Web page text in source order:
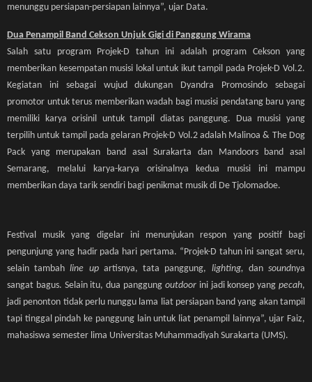
menunggu persiapan-persiapan lainnya”, ujar Data.
Dua Penampil Band Cekson Unjuk Gigi di Panggung Wirama
Salah satu program Projek-D tahun ini adalah program Cekson yang
memberikan kesempatan musisi lokal untuk ikut tampil pada Projek-D Vol.2.
Kegiatan ini sebagai wujud dukungan Dyandra Promosindo sebagai
promotor untuk terus memberikan wadah bagi musisi pendatang baru yang
memiliki karya orisinil untuk tampil diatas panggung. Dua musisi yang
terpilih untuk tampil pada gelaran Projek-D Vol.2 adalah Malinoa & The Dog
Pack yang merupakan band asal Surakarta dan Mandoors band asal
Semarang, melalui karya-karya orisinalnya kedua musisi ini mampu
memberikan daya tarik sendiri bagi penikmat musik di De Tjolomadoe.
Festival musik yang digelar ini menunjukan respon yang positif bagi
pengunjung yang hadir pada hari pertama. “Projek-D tahun ini sangat seru,
selain tambahline up artisnya, tata panggung, lighting, dansoundnya
sangat bagus. Selain itu, dua panggung outdoor ini jadi konsep yangpecah,
jadi penonton tidak perlu nunggu lama liat persiapan band yang akan tampil
tapi tinggal pindah ke panggung lain untuk liat penampil lainnya”, ujar Faiz,
mahasiswa semester lima Universitas Muhammadiyah Surakarta (UMS).